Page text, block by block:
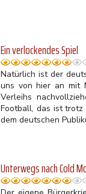
Ein verlockendes Spiel
Natürlich ist der
uns von hier an mit
Verleihs
Football, das ist trotz
dem deutschen
Unterwegs nach Cold